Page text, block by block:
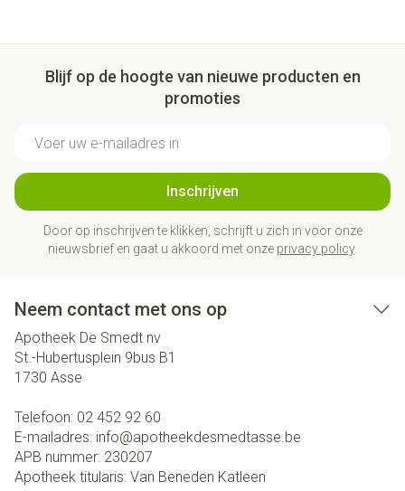
Blijf op de hoogte van nieuwe producten en
promoties
Inschrijven
Door op inschrijven te klikken, schrijft u zich in voor onze
nieuwsbrief en gaat u akkoord met onze privacy policy.
Neem contact met ons op
Apotheek De Smedt nv
St.-Hubertusplein 9bus B1
1730 Asse
Telefoon: 02 452 92 60
E-mailadres: info@apotheekdesmedtasse.be
APB nummer: 230207
Apotheek titularis: Van Beneden Katleen